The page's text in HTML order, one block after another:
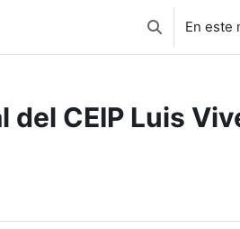
Selector de
En este
CEIP Luis